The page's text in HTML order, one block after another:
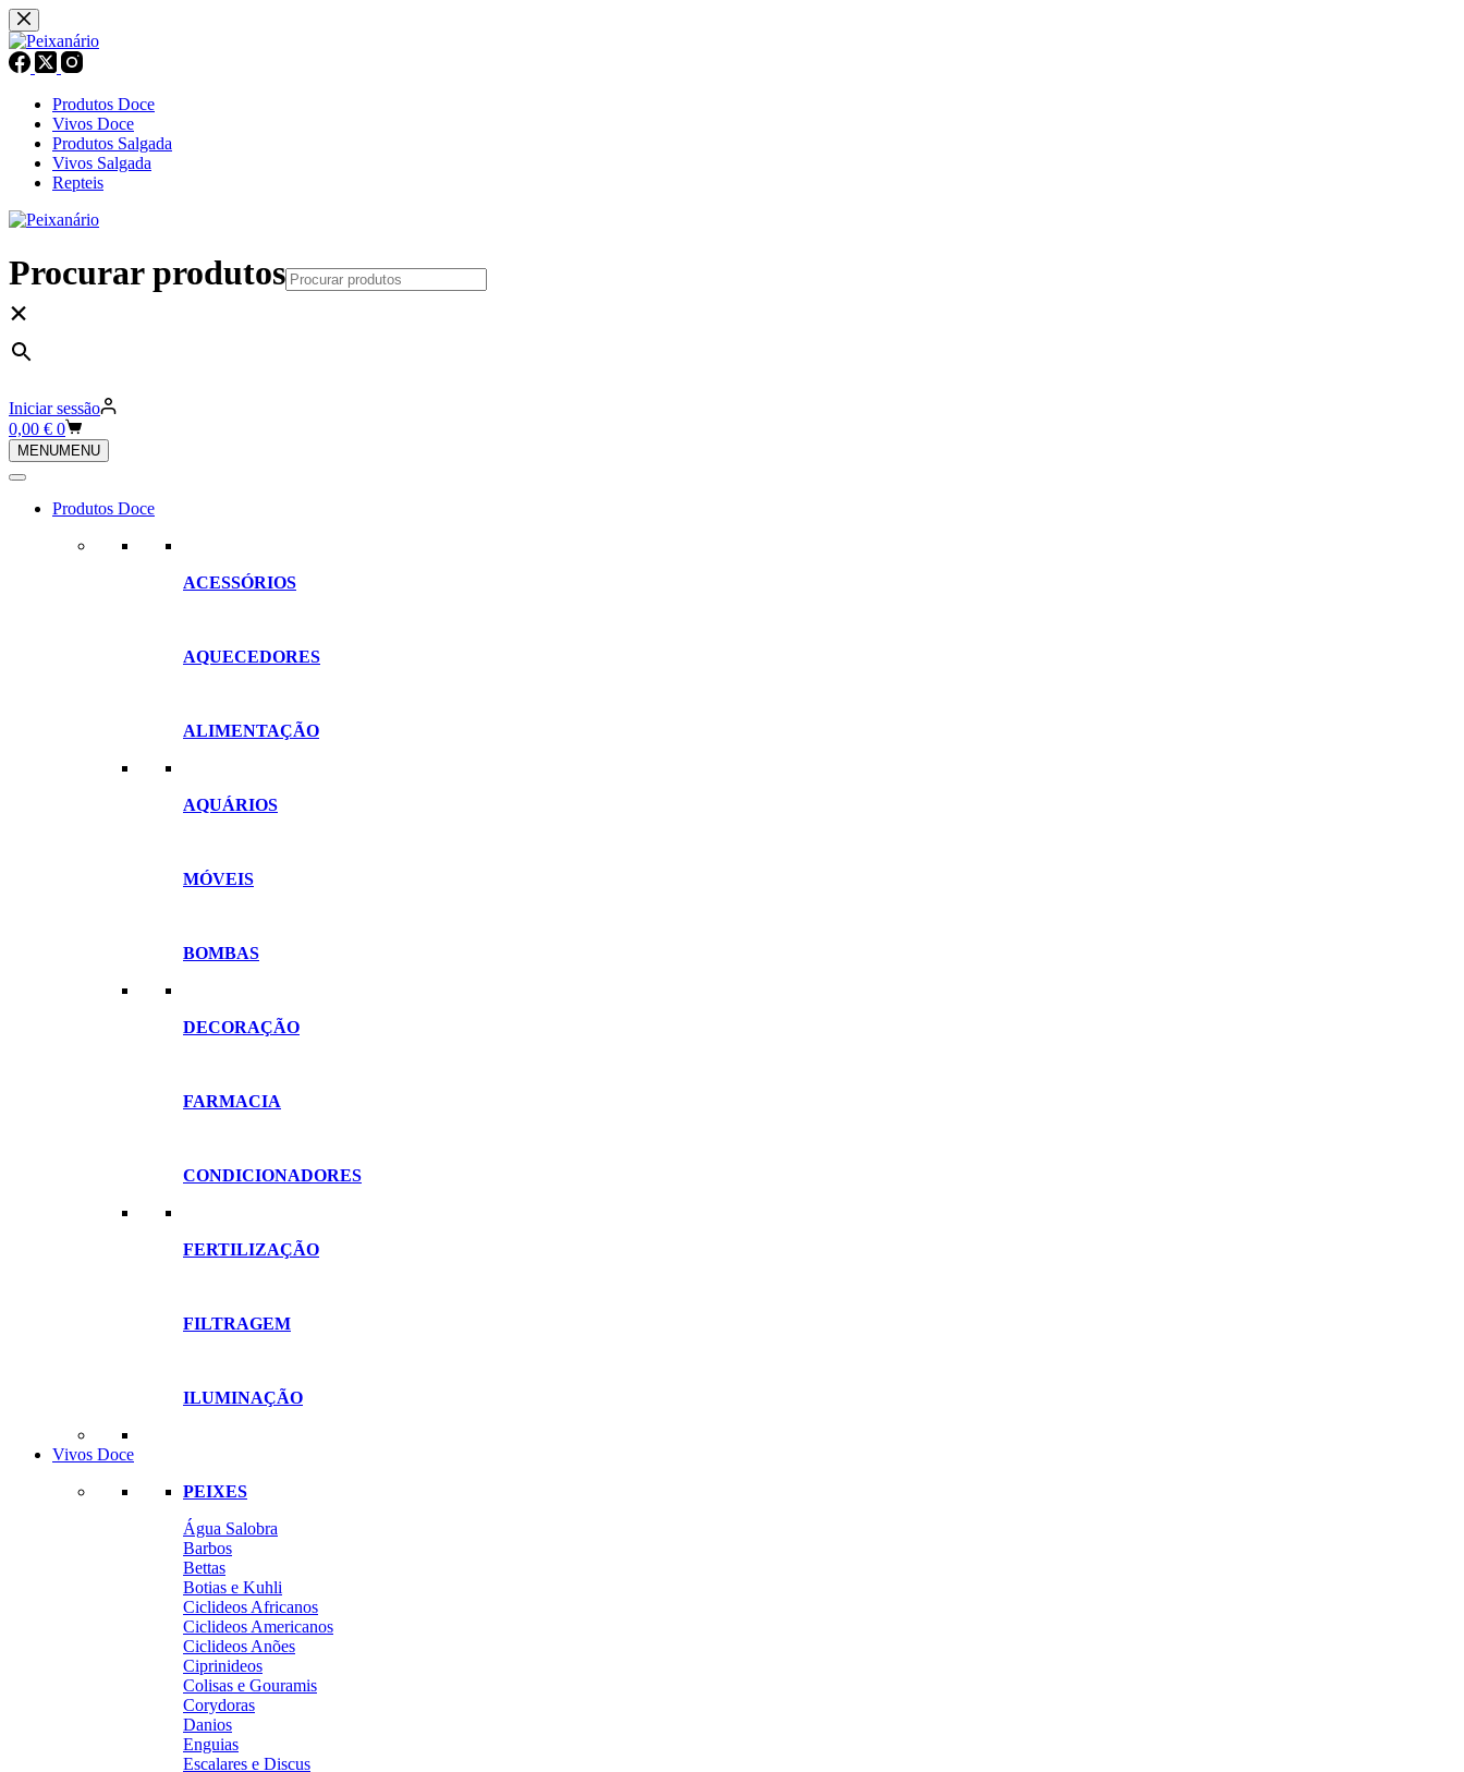
Pular
para
o
conteúdo
Produtos Doce
Vivos Doce
Produtos Salgada
Vivos Salgada
Repteis
Procurar produtos
×
Iniciar sessão
Carrinho
de
compras
0,00 € 0
MENUMENU
Produtos Doce
ACESSÓRIOS
AQUECEDORES
ALIMENTAÇÃO
AQUÁRIOS
MÓVEIS
BOMBAS
DECORAÇÃO
FARMACIA
CONDICIONADORES
FERTILIZAÇÃO
FILTRAGEM
ILUMINAÇÃO
Vivos Doce
PEIXES
Água Salobra
Barbos
Bettas
Botias e Kuhli
Ciclideos Africanos
Ciclideos Americanos
Ciclideos Anões
Ciprinideos
Colisas e Gouramis
Corydoras
Danios
Enguias
Escalares e Discus